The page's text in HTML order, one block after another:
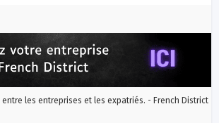
entre les entreprises et les expatriés. - French District